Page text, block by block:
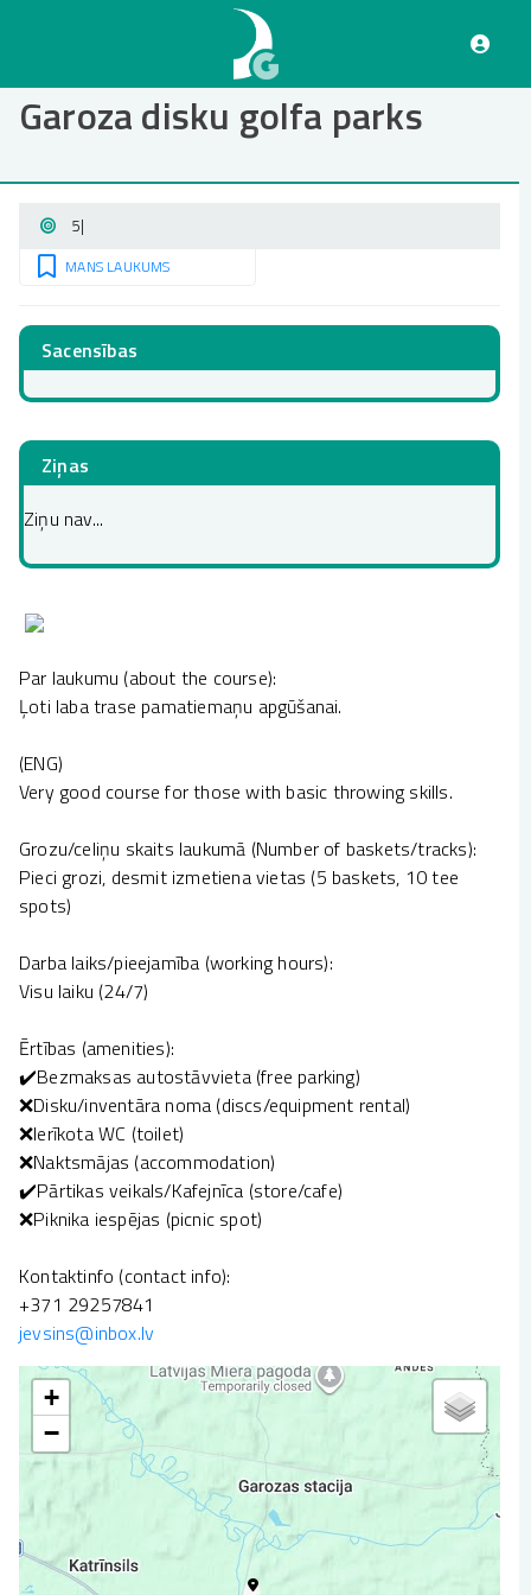
saturu
Garoza disku golfa parks
5|
MANS LAUKUMS
Sacensības
Ziņas
Ziņu nav...
Par laukumu (about the course):
Ļoti laba trase pamatiemaņu apgūšanai.
(ENG)
Very good course for those with basic throwing skills.
Grozu/celiņu skaits laukumā (Number of baskets/tracks):
Pieci grozi, desmit izmetiena vietas (5 baskets, 10 tee
spots)
Darba laiks/pieejamība (working hours):
Visu laiku (24/7)
Ērtības (amenities):
✔️Bezmaksas autostāvvieta (free parking)
❌Disku/inventāra noma (discs/equipment rental)
❌Ierīkota WC (toilet)
❌Naktsmājas (accommodation)
✔️Pārtikas veikals/Kafejnīca (store/cafe)
❌Piknika iespējas (picnic spot)
Kontaktinfo (contact info):
+371 29257841
jevsins@inbox.lv
+
−